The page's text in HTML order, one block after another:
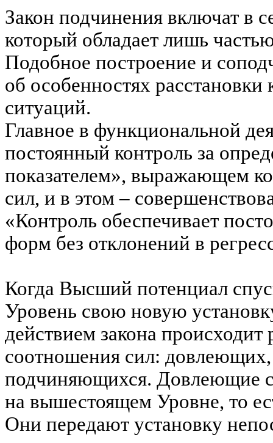
Закон подчинения включат в
который обладает лишь
Подобное построение и
об особенностях
ситуаций.
Главное в функциональной
постоянный контроль за
показателем», выражающем
сил, и в этом –
«Контроль обеспечивает
форм без отклонений в
Когда Высший потенциал
Уровень свою новую
действием закона происходит
соотношения сил:
подчиняющихся. Довлеющие
на вышестоящем Уровне, то
Они передают установку